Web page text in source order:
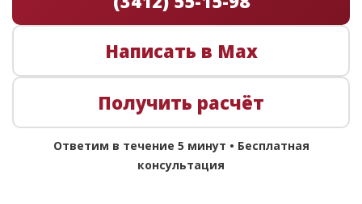
Написать в Max
Получить расчёт
Ответим в течение 5 минут • Бесплатная
консультация